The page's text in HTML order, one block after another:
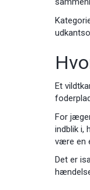
Et
For
indblik i,
være en
Det er